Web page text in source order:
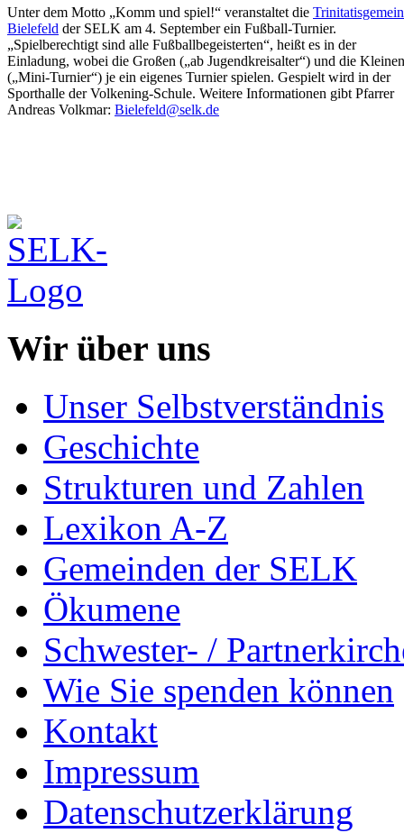
Unter dem Motto „Komm und spiel!“ veranstaltet die
Bielefeld der SELK am 4. September ein Fußball-Turnier.
„Spielberechtigt sind alle Fußballbegeisterten“, heißt es in der
Einladung, wobei die Großen („ab Jugendkreisalter“) und die Kleinen
(„Mini-Turnier“) je ein eigenes Turnier spielen. Gespielt wird in der
Sporthalle der Volkening-Schule. Weitere Informationen gibt Pfarrer
Andreas Volkmar: Bielefeld@selk.de
Wir über uns
Unser Selbstverständnis
Geschichte
Strukturen und Zahlen
Lexikon A-Z
Gemeinden der SELK
Ökumene
Schwester- /
Wie Sie spenden können
Kontakt
Impressum
Datenschutzerklärung